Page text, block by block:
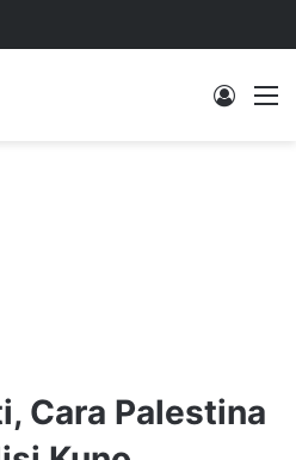
Log In
Cara Palestina